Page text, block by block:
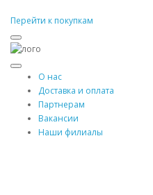
Перейти к покупкам
О нас
Доставка и оплата
Партнерам
Вакансии
Наши филиалы